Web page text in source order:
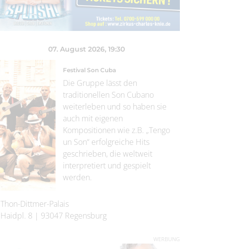
07. August 2026, 19:30
Festival Son Cuba
Die Gruppe lässt den
traditionellen Son Cubano
weiterleben und so haben sie
auch mit eigenen
Kompositionen wie z.B. „Tengo
un Son“ erfolgreiche Hits
geschrieben, die weltweit
interpretiert und gespielt
werden.
Thon-Dittmer-Palais
Haidpl. 8 | 93047 Regensburg
WERBUNG